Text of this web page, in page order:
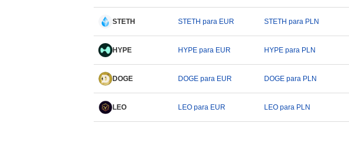
STETH STETH para EUR STETH para PLN
HYPE HYPE para EUR HYPE para PLN
DOGE DOGE para EUR DOGE para PLN
LEO LEO para EUR LEO para PLN